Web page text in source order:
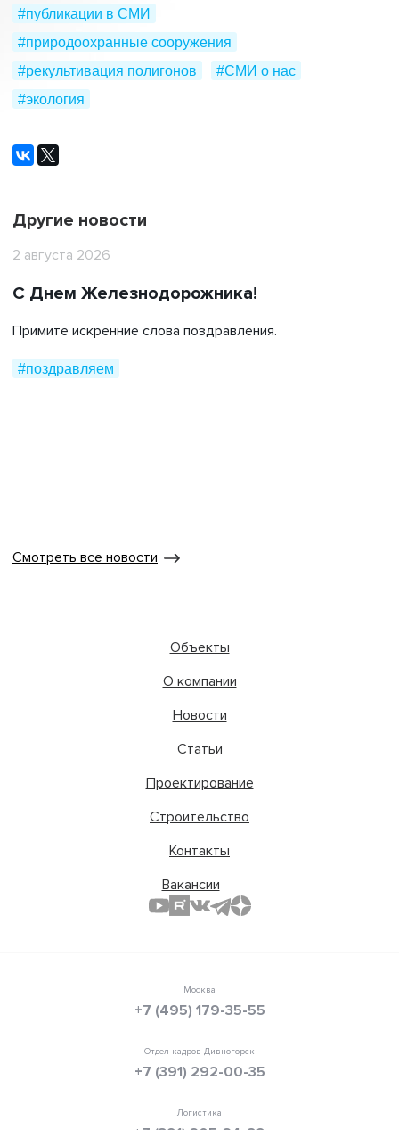
#публикации в СМИ
#природоохранные сооружения
#рекультивация полигонов
#СМИ о нас
#экология
Другие новости
2 августа 2026
С Днем Железнодорожника!
Примите искренние слова поздравления.
#поздравляем
Смотреть все новости
Объекты
О компании
Новости
Статьи
Проектирование
Строительство
Контакты
Вакансии
Москва
+7 (495) 179-35-55
Отдел кадров Дивногорск
+7 (391) 292-00-35
Логистика